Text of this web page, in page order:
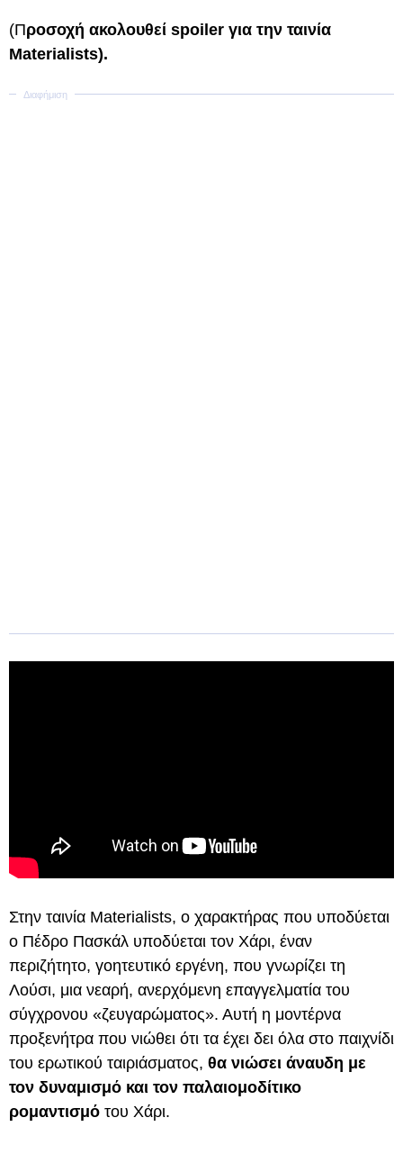
(Προσοχή ακολουθεί spoiler για την ταινία
Materialists).
Στην ταινία Materialists, o χαρακτήρας που υποδύεται
ο Πέδρο Πασκάλ υποδύεται τον Χάρι, έναν
περιζήτητο, γοητευτικό εργένη, που γνωρίζει τη
Λούσι, μια νεαρή, ανερχόμενη επαγγελματία του
σύγχρονου «ζευγαρώματος». Αυτή η μοντέρνα
προξενήτρα που νιώθει ότι τα έχει δει όλα στο παιχνίδι
του ερωτικού ταιριάσματος, θα νιώσει άναυδη με
τον δυναμισμό και τον παλαιομοδίτικο
ρομαντισμό του Χάρι.